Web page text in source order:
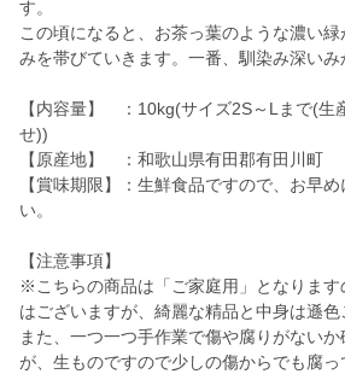
す。
この頃になると、お茶っ葉のような濃い
みを帯びていきます。一番、馴染み深いみ
【内容量】 ：10kg(サイズ2S～Lまで(生
せ))
【原産地】 ：和歌山県有田郡有田川町
【賞味期限】：生鮮食品ですので、お早
い。
【注意事項】
※こちらの商品は「ご家庭用」となりま
はございますが、綺麗な精品と中身は遜色
また、一つ一つ手作業で傷や腐りがない
が、生ものですので少しの傷からでも腐